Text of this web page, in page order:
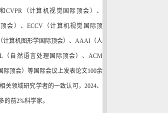
CVPR （计算机视觉国际顶会）、
会）、 ECCV（计算机视觉国际顶
（计算机图形学国际顶会）、 AAAI （人
（自然语言处理国际顶会） 、ACM
际顶会）等国际会议上发表论文100余
关领域研究学者的一致认可， 2024、
的前2%科学家。